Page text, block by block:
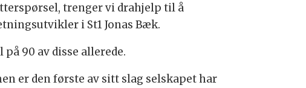
trenger vi drahjelp til å
i St1 Jonas Bæk.
90 av disse allerede.
er den første av sitt slag selskapet har